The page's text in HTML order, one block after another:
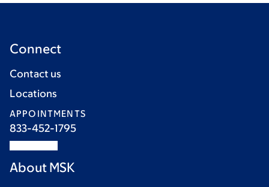
Connect
Contact us
Locations
APPOINTMENTS
833-452-1795
About MSK